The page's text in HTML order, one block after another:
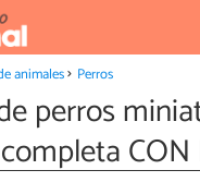
animales Perros
perros
CON